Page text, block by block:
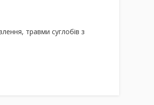
травми суглобів з